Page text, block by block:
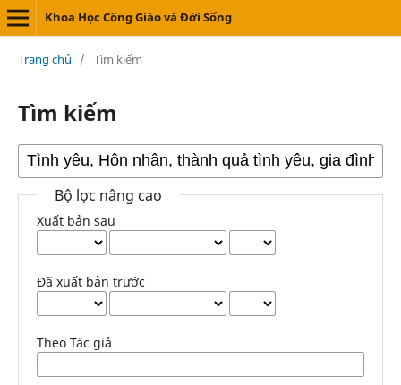
Khoa Học Công Giáo và Đời Sống
Trang chủ / Tìm kiếm
Tìm kiếm
Bộ lọc nâng cao
Xuất bản sau
Đã xuất bản trước
Theo Tác giả